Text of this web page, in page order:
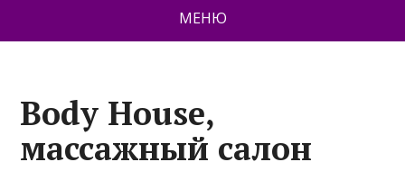
МЕНЮ
Body House,
массажный салон